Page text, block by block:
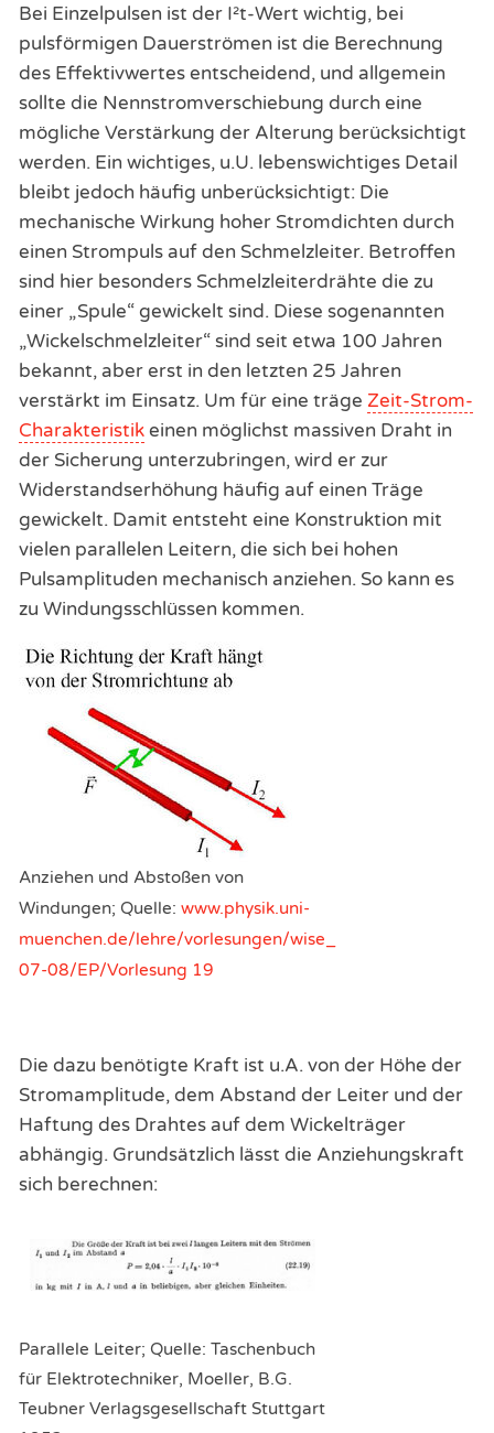
Bei Einzelpulsen ist der I²t-Wert wichtig, bei
pulsförmigen Dauerströmen ist die Berechnung
des Effektivwertes entscheidend, und allgemein
sollte die Nennstromverschiebung durch eine
mögliche Verstärkung der Alterung berücksichtigt
werden. Ein wichtiges, u.U. lebenswichtiges Detail
bleibt jedoch häufig unberücksichtigt: Die
mechanische Wirkung hoher Stromdichten durch
einen Strompuls auf den Schmelzleiter. Betroffen
sind hier besonders Schmelzleiterdrähte die zu
einer „Spule“ gewickelt sind. Diese sogenannten
„Wickelschmelzleiter“ sind seit etwa 100 Jahren
bekannt, aber erst in den letzten 25 Jahren
verstärkt im Einsatz. Um für eine träge Zeit-Strom-
Charakteristikeinen möglichst massiven Draht in
der Sicherung unterzubringen, wird er zur
Widerstandserhöhung häufig auf einen Träge
gewickelt. Damit entsteht eine Konstruktion mit
vielen parallelen Leitern, die sich bei hohen
Pulsamplituden mechanisch anziehen. So kann es
zu Windungsschlüssen kommen.
Anziehen und Abstoßen von
Windungen; Quelle: www.physik.uni-
muenchen.de/lehre/vorlesungen/wise_
07-08/EP/Vorlesung 19
Die dazu benötigte Kraft ist u.A. von der Höhe der
Stromamplitude, dem Abstand der Leiter und der
Haftung des Drahtes auf dem Wickelträger
abhängig. Grundsätzlich lässt die Anziehungskraft
sich berechnen:
Parallele Leiter; Quelle: Taschenbuch
für Elektrotechniker, Moeller, B.G.
Teubner Verlagsgesellschaft Stuttgart